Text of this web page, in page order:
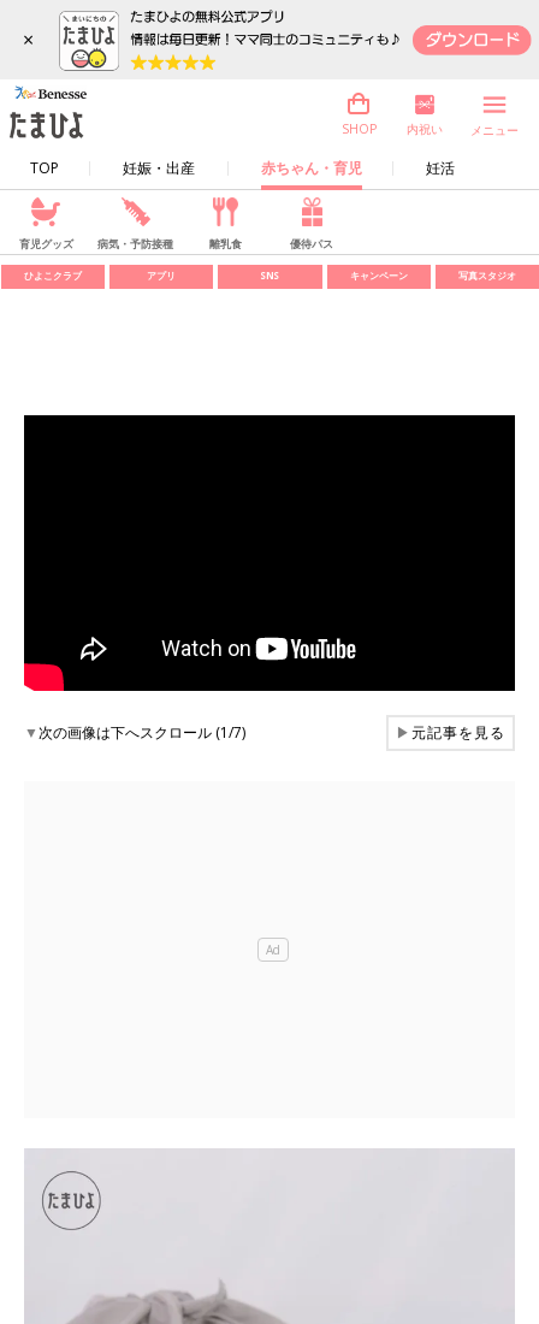
×
TOP 妊娠・出産 赤ちゃん・育児 妊活
SHOP 内祝い メニュー
育児グッズ 病気・予防接種 離乳食 優待パス
ひよこクラブ アプリ SNS キャンペーン 写真スタジオ
▼次の画像は下へスクロール (1/7) ▶元記事を見る